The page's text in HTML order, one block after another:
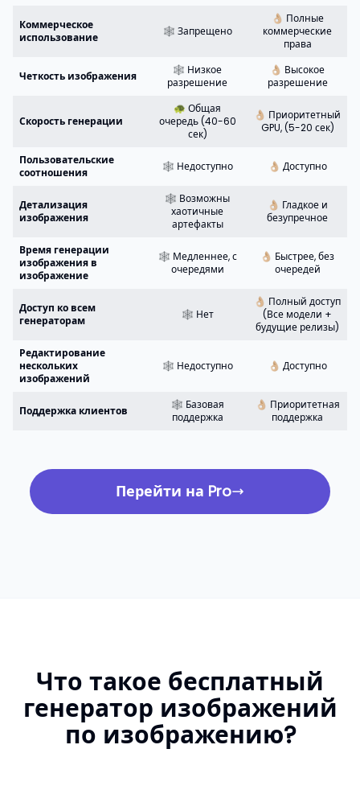
Коммерческое
использование
🕸️ Запрещено
👌🏼 Полные
коммерческие
права
Четкость изображения
🕸️ Низкое
разрешение
👌🏼 Высокое
разрешение
Скорость генерации
🐢 Общая
очередь (40-60
сек)
👌🏼 Приоритетный
GPU, (5-20 сек)
Пользовательские
соотношения
🕸️ Недоступно 👌🏼 Доступно
Детализация
изображения
🕸️ Возможны
хаотичные
артефакты
👌🏼 Гладкое и
безупречное
Время генерации
изображения в
изображение
🕸️ Медленнее, с
очередями
👌🏼 Быстрее, без
очередей
Доступ ко всем
генераторам
🕸️ Нет
👌🏼 Полный доступ
(Все модели +
будущие релизы)
Редактирование
нескольких
изображений
🕸️ Недоступно 👌🏼 Доступно
Поддержка клиентов
🕸️ Базовая
поддержка
👌🏼 Приоритетная
поддержка
Перейти на Pro
Что такое бесплатный
генератор изображений
по изображению?